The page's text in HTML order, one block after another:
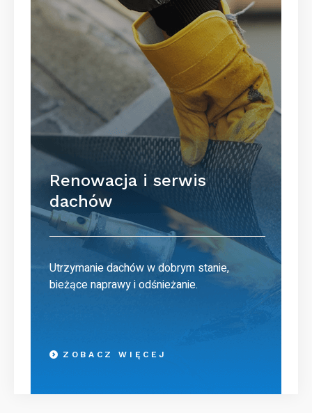
Renowacja i serwis
dachów
Utrzymanie dachów w dobrym stanie,
bieżące naprawy i odśnieżanie.
ZOBACZ WIĘCEJ